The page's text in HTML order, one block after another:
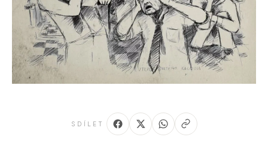
SDÍLET